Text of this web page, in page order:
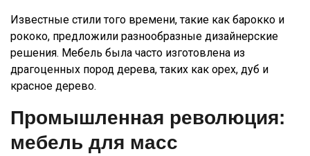
Известные стили того времени, такие как барокко и
рококо, предложили разнообразные дизайнерские
решения. Мебель была часто изготовлена из
драгоценных пород дерева, таких как орех, дуб и
красное дерево.
Промышленная революция:
мебель для масс